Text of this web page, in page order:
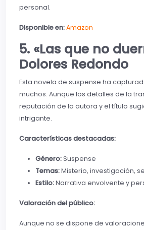
personal.
Disponible en:Amazon
5. «Las que no
Dolores Redondo
Esta novela de suspense ha
muchos. Aunque los detalles de la
reputación de la autora y el título
intrigante.
Características destacadas:
Género:Suspense
Temas:Misterio, investigación,
Estilo:Narrativa envolvente y
Valoración del público:
Aunque no se dispone de